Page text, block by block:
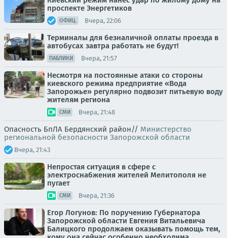
проспекте Энергетиков
ОФИЦ. Вчера, 22:06
Терминалы для безналичной оплаты проезда в
автобусах завтра работать не будут!
ПАБЛИКИ Вчера, 21:57
Несмотря на постоянные атаки со стороны
киевского режима предприятие «Вода
Запорожье» регулярно подвозит питьевую воду
жителям региона
СМИ Вчера, 21:48
Опасность БпЛА Бердянский район// Министерство
региональной безопасности Запорожской области
Вчера, 21:43
Непростая ситуация в сфере с
электроснабжения жителей Мелитополя не
пугает
СМИ Вчера, 21:36
Егор Логунов: По поручению Губернатора
Запорожской области Евгения Витальевича
Балицкого продолжаем оказывать помощь тем,